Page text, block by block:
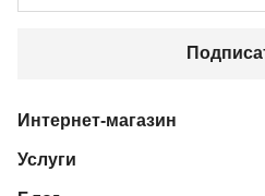
Интернет-магазин
Услуги